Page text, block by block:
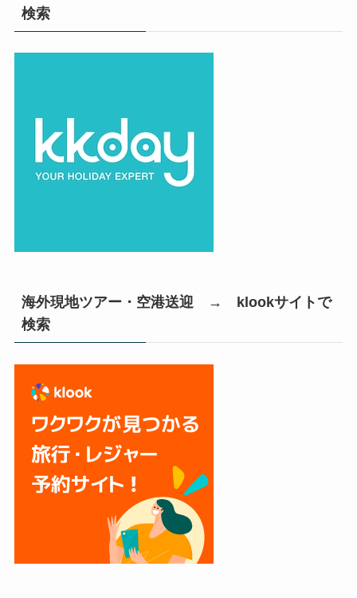
検索
海外現地ツアー・空港送迎 → klookサイトで
検索